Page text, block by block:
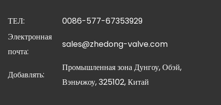
ТЕЛ:
0086-577-67353929
Электронная
почта:
sales@zhedong-valve.com
Добавлять:
Промышленная зона Дунгоу, Обэй,
Вэньчжоу, 325102, Китай